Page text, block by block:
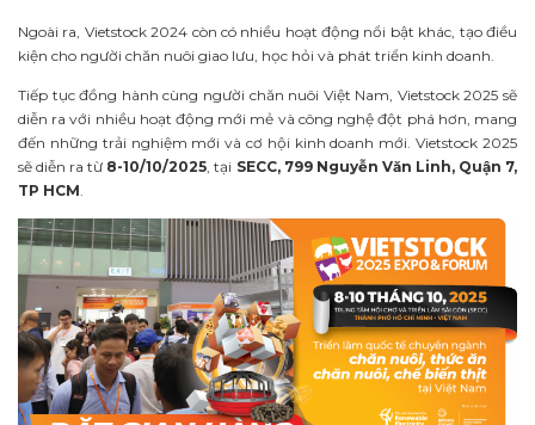
Ngoài ra, Vietstock 2024 còn có nhiều hoạt động nổi bật khác, tạo điều
kiện cho người chăn nuôi giao lưu, học hỏi và phát triển kinh doanh.
Tiếp tục đồng hành cùng người chăn nuôi Việt Nam, Vietstock 2025 sẽ
diễn ra với nhiều hoạt động mới mẻ và công nghệ đột phá hơn, mang
đến những trải nghiệm mới và cơ hội kinh doanh mới. Vietstock 2025
sẽ diễn ra từ 8-10/10/2025 , tại SECC, 799 Nguyễn Văn Linh, Quận 7,
TP HCM